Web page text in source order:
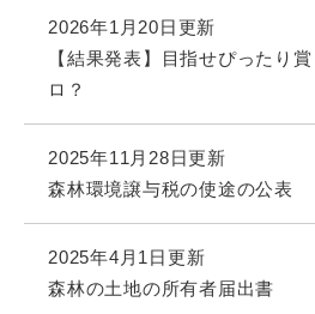
2026年1月20日更新
【結果発表】目指せぴったり
ロ？
2025年11月28日更新
森林環境譲与税の使途の公表
2025年4月1日更新
森林の土地の所有者届出書